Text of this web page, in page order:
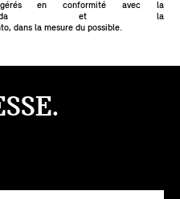
en conformité avec la
et la
, dans la mesure du possible.